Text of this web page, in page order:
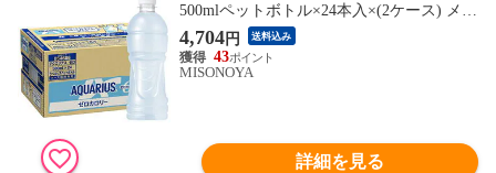
500mlペットボトル×24本入×(2ケース) メー
カー直送|全国送料無料 コーラ スポーツ 熱
中症
4,704円 送料込み
43
MISONOYA
詳細を見る